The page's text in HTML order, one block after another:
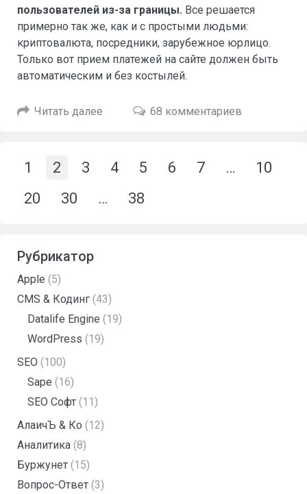
пользователей из-за границы. Все решается
примерно так же, как и с простыми людьми:
криптовалюта, посредники, зарубежное юрлицо.
Только вот прием платежей на сайте должен быть
автоматическим и без костылей.
Читать далее 68 комментариев
1 2 3 4 5 6 7 …
10
20
30 … 38
Рубрикатор
Apple (5)
CMS & Кодинг (43)
Datalife Engine (19)
WordPress (19)
SEO (100)
Sape (16)
SEO Софт (11)
АлаичЪ & Ко (12)
Аналитика (8)
Буржунет (15)
Вопрос-Ответ (3)